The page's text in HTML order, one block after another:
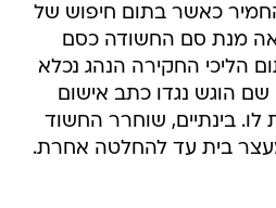
כאשר בתום חיפוש של
מנת סם החשודה כסם
הליכי החקירה הנהג נכלא
הוגש נגדו כתב אישום
לו. בינתיים, שוחרר החשוד
בית עד להחלטה אחרת.